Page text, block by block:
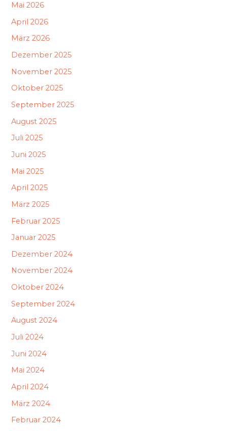
Mai 2026
April 2026
März 2026
Dezember 2025
November 2025
Oktober 2025
September 2025
August 2025
Juli 2025
Juni 2025
Mai 2025
April 2025
März 2025
Februar 2025
Januar 2025
Dezember 2024
November 2024
Oktober 2024
September 2024
August 2024
Juli 2024
Juni 2024
Mai 2024
April 2024
März 2024
Februar 2024